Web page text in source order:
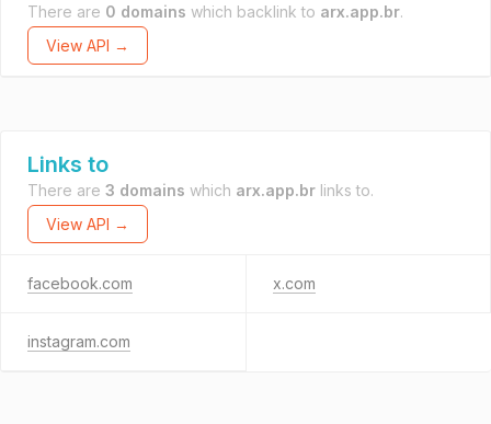
There are 0 domains which backlink to arx.app.br.
View API →
Links to
There are 3 domains which arx.app.br links to.
View API →
facebook.com x.com
instagram.com